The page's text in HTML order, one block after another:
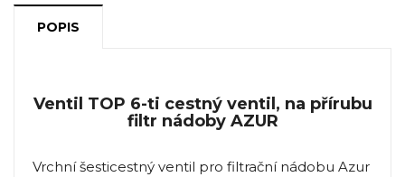
POPIS
Ventil TOP 6-ti cestný ventil, na přírubu
filtr nádoby AZUR
Vrchní šesticestný ventil pro filtrační nádobu Azur